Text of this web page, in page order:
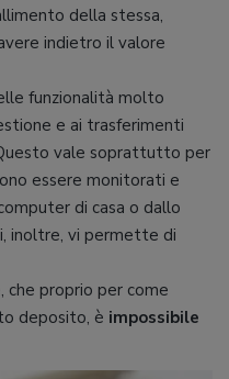
della stessa,
indietro il valore
funzionalità molto
e ai trasferimenti
vale soprattutto per
essere monitorati e
di casa o dallo
inoltre, vi permette di
proprio per come
deposito, è impossibile